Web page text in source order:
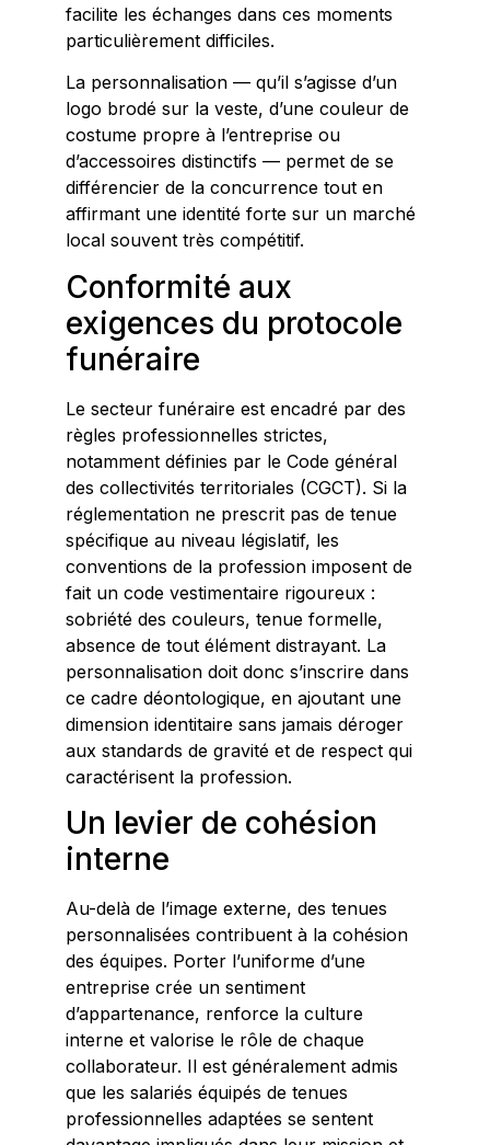
facilite les échanges dans ces moments
particulièrement difficiles.
La personnalisation — qu’il s’agisse d’un
logo brodé sur la veste, d’une couleur de
costume propre à l’entreprise ou
d’accessoires distinctifs — permet de se
différencier de la concurrence tout en
affirmant une identité forte sur un marché
local souvent très compétitif.
Conformité aux
exigences du protocole
funéraire
Le secteur funéraire est encadré par des
règles professionnelles strictes,
notamment définies par le Code général
des collectivités territoriales (CGCT). Si la
réglementation ne prescrit pas de tenue
spécifique au niveau législatif, les
conventions de la profession imposent de
fait un code vestimentaire rigoureux :
sobriété des couleurs, tenue formelle,
absence de tout élément distrayant. La
personnalisation doit donc s’inscrire dans
ce cadre déontologique, en ajoutant une
dimension identitaire sans jamais déroger
aux standards de gravité et de respect qui
caractérisent la profession.
Un levier de cohésion
interne
Au-delà de l’image externe, des tenues
personnalisées contribuent à la cohésion
des équipes. Porter l’uniforme d’une
entreprise crée un sentiment
d’appartenance, renforce la culture
interne et valorise le rôle de chaque
collaborateur. Il est généralement admis
que les salariés équipés de tenues
professionnelles adaptées se sentent